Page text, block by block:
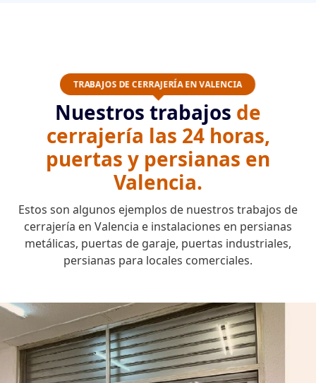
TRABAJOS DE CERRAJERÍA EN VALENCIA
Nuestros trabajos de
cerrajería las 24 horas,
puertas y persianas en
Valencia.
Estos son algunos ejemplos de nuestros trabajos de
cerrajería en Valencia e instalaciones en persianas
metálicas, puertas de garaje, puertas industriales,
persianas para locales comerciales.